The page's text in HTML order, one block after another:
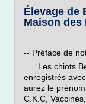
Élevage de
Maison des
-- Préface de
Les chiots
enregistrés
aurez le
C.K.C,